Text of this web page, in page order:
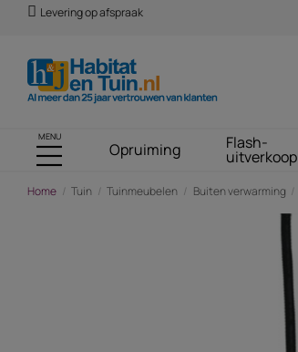
Levering op afspraak
MENU
Opruiming Flash-
uitverkoop
Home Tuin Tuinmeubelen Buiten verwarming